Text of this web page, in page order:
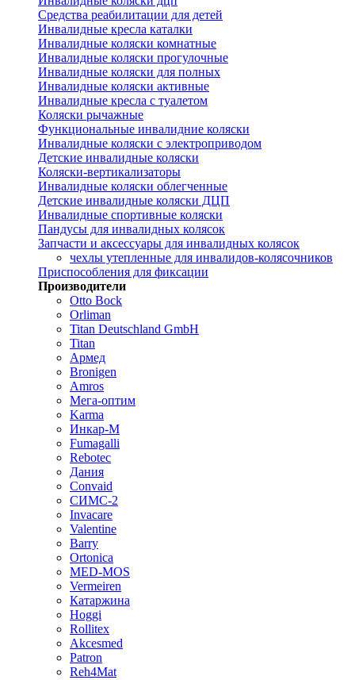
Средства реабилитации для детей
Инвалидные кресла каталки
Инвалидные коляски комнатные
Инвалидные коляски прогулочные
Инвалидные коляски для полных
Инвалидные коляски активные
Инвалидные кресла с туалетом
Коляски рычажные
Функциональные инвалидние коляски
Инвалидные коляски с электроприводом
Детские инвалидные коляски
Коляски-вертикализаторы
Инвалидные коляски облегченные
Детские инвалидные коляски ДЦП
Инвалидные спортивные коляски
Пандусы для инвалидных колясок
Запчасти и аксессуары для инвалидных колясок
чехлы утепленные для инвалидов-колясочников
Приспособления для фиксации
Производители
Otto Bock
Orliman
Titan Deutschland GmbH
Titan
Армед
Bronigen
Amros
Мега-оптим
Karma
Инкар-М
Fumagalli
Rebotec
Дания
Convaid
СИМС-2
Invacare
Valentine
Barry
Ortonica
MED-MOS
Vermeiren
Катаржина
Hoggi
Rollitex
Akcesmed
Patron
Reh4Mat